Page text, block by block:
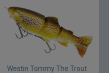
Westin Tommy The Trout